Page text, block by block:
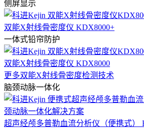
侧屏显示
双能X射线骨密度仪 KDX8000+
一体式铅帘防护
双能X射线骨密度仪 KDX8000
更多双能X射线骨密度检测技术
脑颈动脉一体化
超声经颅多普勒血流分析仪（便携式）